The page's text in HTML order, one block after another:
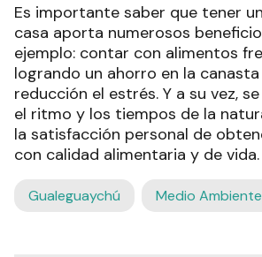
Es importante saber que tener
casa aporta numerosos
ejemplo: contar con alimentos
logrando un ahorro en la
reducción el estrés. Y a su vez,
el ritmo y los tiempos de la
la satisfacción personal de
con calidad alimentaria y de vida.
Gualeguaychú Medio Ambiente